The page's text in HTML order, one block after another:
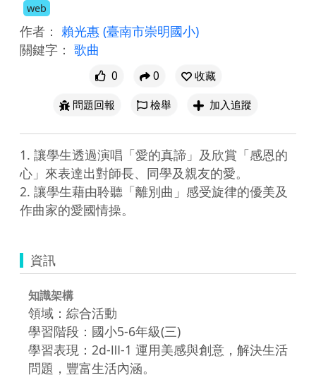
web
作者： 賴光惠 (臺南市崇明國小)
關鍵字： 歌曲
0 0
收藏
問題回報
檢舉 加入追蹤
1. 讓學生透過演唱「愛的真諦」及欣賞「感恩的
心」來表達出對師長、同學及親友的愛。
2. 讓學生藉由聆聽「離別曲」感受旋律的優美及
作曲家的愛國情操。
資訊
知識架構
領域：綜合活動
學習階段：國小5-6年級(三)
學習表現：2d-Ⅲ-1 運用美感與創意，解決生活
問題，豐富生活內涵。